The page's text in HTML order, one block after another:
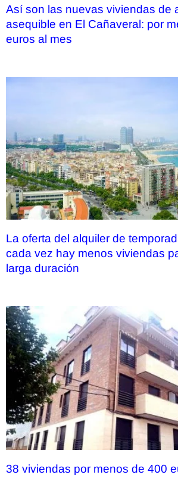
Así son las nuevas viviendas de
asequible en El Cañaveral: por
euros al mes
La oferta del alquiler de
cada vez hay menos viviendas
larga duración
38 viviendas por menos de 400